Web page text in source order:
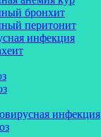
бронхит
перитонит
инфекция
инфекция